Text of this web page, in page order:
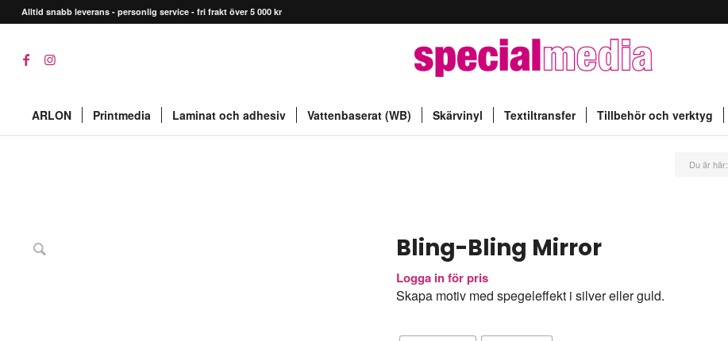
Alltid snabb leverans - personlig service - fri frakt över 5 000 kr
ARLON Printmedia Laminat och adhesiv Vattenbaserat (WB) Skärvinyl Textiltransfer Tillbehör och verktyg
Du är här:
Bling-Bling Mirror
Logga in för pris
Skapa motiv med spegeleffekt i silver eller guld.